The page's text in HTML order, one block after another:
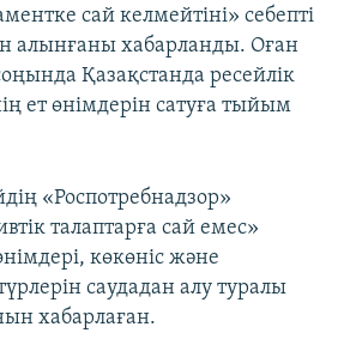
сай келмейтіні» себепті
алынғаны хабарланды. Оған
Қазақстанда ресейлік
ет өнімдерін сатуға тыйым
«Роспотребнадзор»
талаптарға сай емес»
көкөніс және
саудадан алу туралы
хабарлаған.